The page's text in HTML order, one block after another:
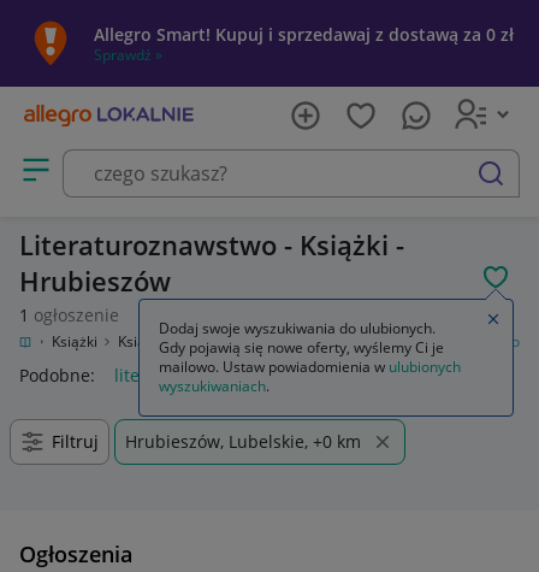
Allegro Smart! Kupuj i sprzedawaj z dostawą za 0 zł
Sprawdź »
Otwórz menu z kategoriami
szukaj
Literaturoznawstwo - Książki -
Hrubieszów
1 ogłoszenie
Książki Książki naukowe i popularnonaukowe Literaturoznawstwo
Podobne: literaturoznawstwo
Filtruj Hrubieszów, Lubelskie, +0 km
Ogłoszenia
Dodaj swoje wyszukiwania do ulubionych.
Gdy pojawią się nowe oferty, wyślemy Ci je
mailowo. Ustaw powiadomienia w ulubionych
wyszukiwaniach.